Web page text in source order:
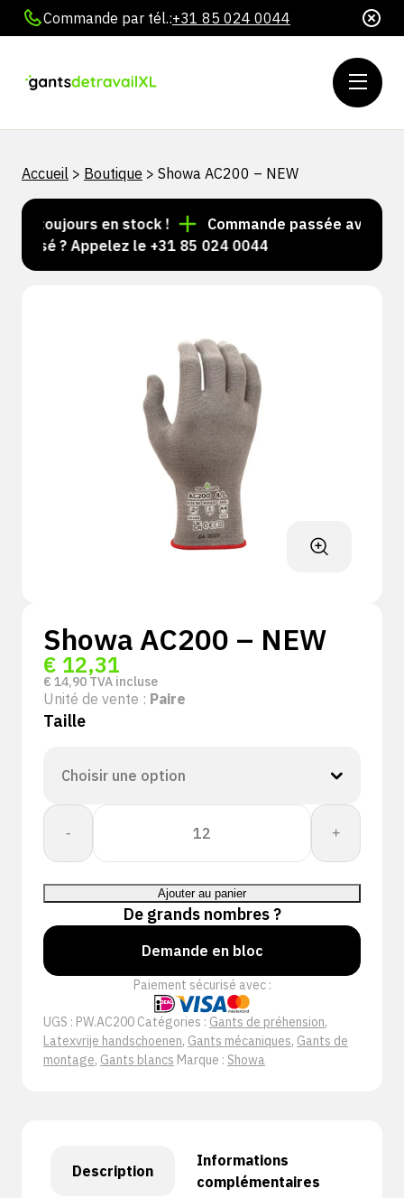
Commande par tél.:+31 85 024 0044
Accueil > Boutique > Showa AC200 – NEW
toujours en stock !
Commande passée avant 15
? Appelez le +31 85 024 0044
Showa AC200 – NEW
€ 12,31
€ 14,90 TVA incluse
Unité de vente : Paire
Taille
-
quantité
Showa
AC200
-
NEW
+
Ajouter au panier
De grands nombres ?
Demande en bloc
Paiement sécurisé avec :
UGS : PW.AC200 Catégories : Gants de préhension,
Latexvrije handschoenen, Gants mécaniques, Gants de
montage, Gants blancs Marque : Showa
Description
Informations
complémentaires